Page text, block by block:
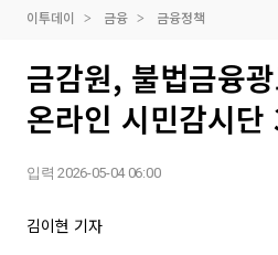
이투데이 금융 금융정책
금감원, 불법금융
온라인 시민감시단
입력 2026-05-04 06:00
김이현 기자